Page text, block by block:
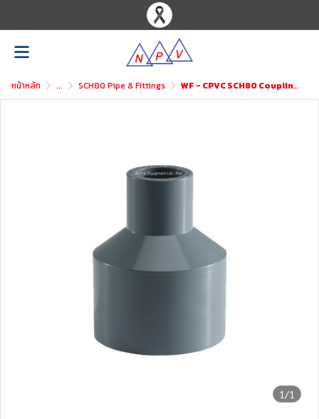
หน้าหลัก ... SCH80 Pipe & Fittings WF - CPVC SCH80 Coupling Reducer
1/1